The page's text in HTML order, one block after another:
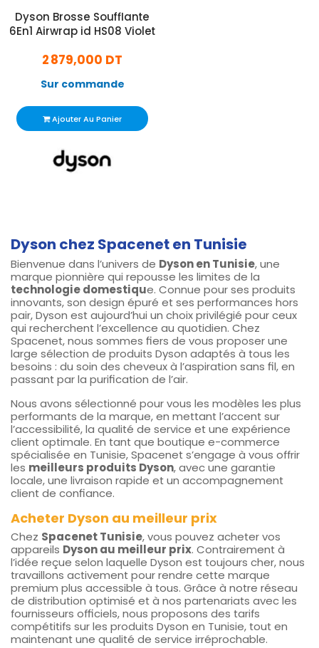
Dyson Brosse Soufflante
6En1 Airwrap id HS08 Violet
2 879,000 DT
Sur commande
Ajouter Au Panier
Dyson chez Spacenet en Tunisie
Bienvenue dans l’univers de Dyson en Tunisie, une
marque pionnière qui repousse les limites de la
technologie domestique. Connue pour ses produits
innovants, son design épuré et ses performances hors
pair, Dyson est aujourd’hui un choix privilégié pour ceux
qui recherchent l’excellence au quotidien. Chez
Spacenet, nous sommes fiers de vous proposer une
large sélection de produits Dyson adaptés à tous les
besoins : du soin des cheveux à l’aspiration sans fil, en
passant par la purification de l’air.
Nous avons sélectionné pour vous les modèles les plus
performants de la marque, en mettant l’accent sur
l’accessibilité, la qualité de service et une expérience
client optimale. En tant que boutique e-commerce
spécialisée en Tunisie, Spacenet s’engage à vous offrir
les meilleurs produits Dyson, avec une garantie
locale, une livraison rapide et un accompagnement
client de confiance.
Acheter Dyson au meilleur prix
Chez Spacenet Tunisie, vous pouvez acheter vos
appareils Dyson au meilleur prix. Contrairement à
l’idée reçue selon laquelle Dyson est toujours cher, nous
travaillons activement pour rendre cette marque
premium plus accessible à tous. Grâce à notre réseau
de distribution optimisé et à nos partenariats avec les
fournisseurs officiels, nous proposons des tarifs
compétitifs sur les produits Dyson en Tunisie, tout en
maintenant une qualité de service irréprochable.